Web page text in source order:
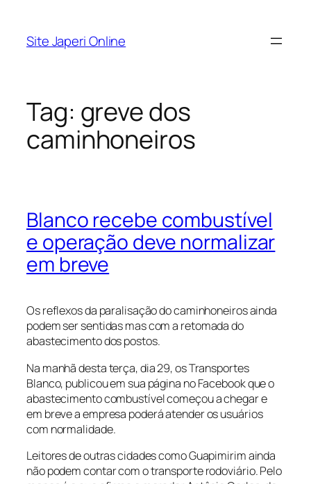
Site Japeri Online
Tag: greve dos
caminhoneiros
Blanco recebe combustível
e operação deve normalizar
em breve
Os reflexos da paralisação do caminhoneiros ainda
podem ser sentidas mas com a retomada do
abastecimento dos postos.
Na manhã desta terça, dia 29, os Transportes
Blanco, publicou em sua página no Facebook que o
abastecimento combustível começou a chegar e
em breve a empresa poderá atender os usuários
com normalidade.
Leitores de outras cidades como Guapimirim ainda
não podem contar com o transporte rodoviário. Pelo